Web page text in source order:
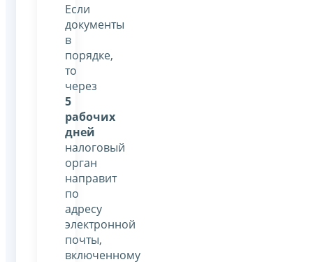
Если
документы
в
порядке,
то
через
5
рабочих
дней
налоговый
орган
направит
по
адресу
электронной
почты,
включенному